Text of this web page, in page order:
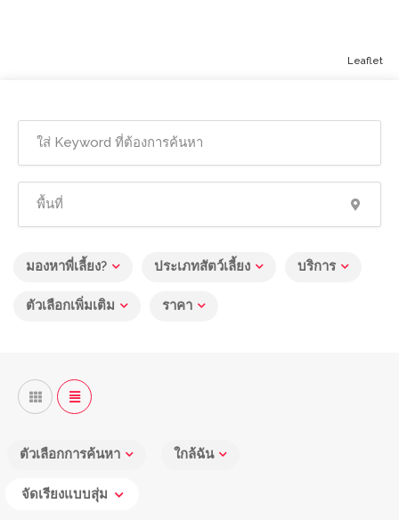
Leaflet
มองหาพี่เลี้ยง? ประเภทสัตว์เลี้ยง บริการ
ตัวเลือกเพิ่มเติม ราคา
ตัวเลือกการค้นหา ใกล้ฉัน
จัดเรียงแบบสุ่ม